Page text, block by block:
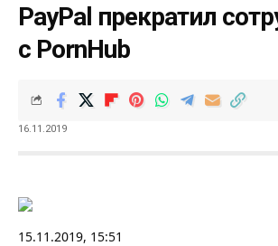
PayPal прекратил
с PornHub
16.11.2019
15.11.2019, 15:51